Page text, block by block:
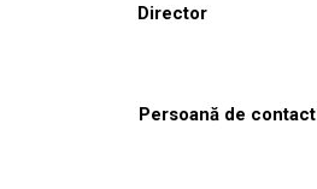
Director
Persoană de contact